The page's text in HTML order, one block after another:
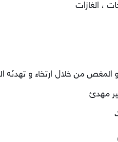
، الغازات
المغص من خلال ارتخاء و تهدئه
مهدئ